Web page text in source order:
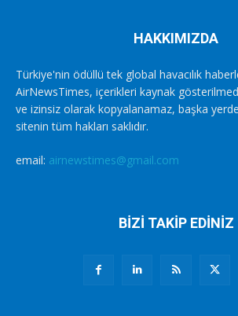
HAKKIMIZDA
Türkiye'nin ödüllü tek global havacılık
AirNewsTimes, içerikleri kaynak
ve izinsiz olarak kopyalanamaz, başka
sitenin tüm hakları saklıdır.
email: airnewstimes@gmail.com
BİZİ TAKİP EDİNİZ